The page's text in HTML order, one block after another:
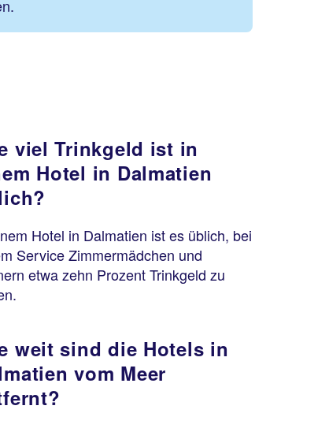
viel Trinkgeld ist in
Hotel in Dalmatien
Hotel in Dalmatien ist es üblich, bei
Service Zimmermädchen und
etwa zehn Prozent Trinkgeld zu
weit sind die Hotels in
vom Meer